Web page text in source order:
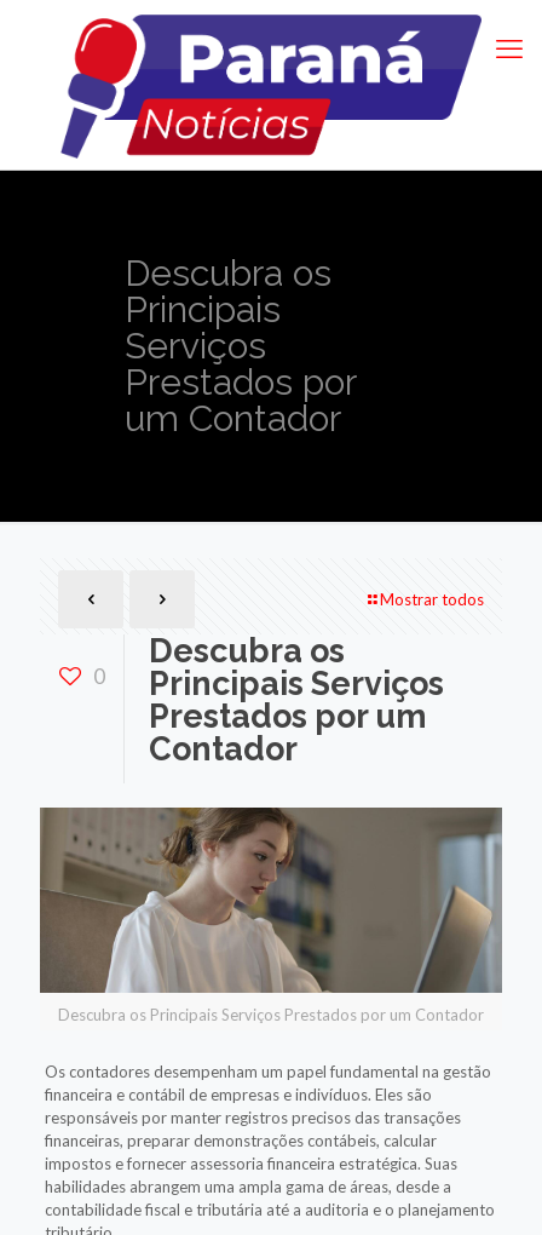
Descubra os
Principais
Serviços
Prestados por
um Contador
Mostrar todos
0
Descubra os
Principais Serviços
Prestados por um
Contador
Descubra os Principais Serviços Prestados por um Contador
Os contadores desempenham um papel fundamental na gestão
financeira e contábil de empresas e indivíduos. Eles são
responsáveis por manter registros precisos das transações
financeiras, preparar demonstrações contábeis, calcular
impostos e fornecer assessoria financeira estratégica. Suas
habilidades abrangem uma ampla gama de áreas, desde a
contabilidade fiscal e tributária até a auditoria e o planejamento